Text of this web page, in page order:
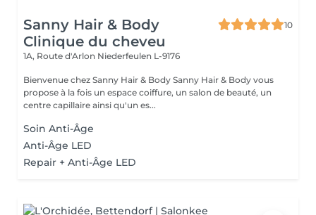
Sanny Hair & Body
Clinique du cheveu
10
1A, Route d'Arlon Niederfeulen L-9176
Bienvenue chez Sanny Hair & Body Sanny Hair & Body vous
propose à la fois un espace coiffure, un salon de beauté, un
centre capillaire ainsi qu'un es...
Soin Anti-Âge
Anti-Âge LED
Repair + Anti-Âge LED